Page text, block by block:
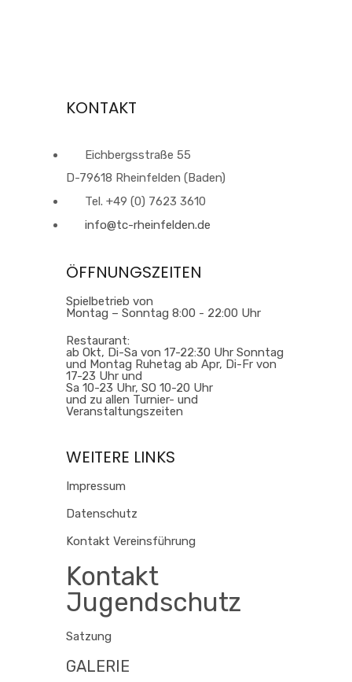
KONTAKT
Eichbergsstraße 55
D-79618 Rheinfelden (Baden)
Tel. +49 (0) 7623 3610
info@tc-rheinfelden.de
ÖFFNUNGSZEITEN
Spielbetrieb von
Montag – Sonntag 8:00 - 22:00 Uhr
Restaurant:
ab Okt, Di-Sa von 17-22:30 Uhr Sonntag
und Montag Ruhetag ab Apr, Di-Fr von
17-23 Uhr und
Sa 10-23 Uhr, SO 10-20 Uhr
und zu allen Turnier- und
Veranstaltungszeiten
WEITERE LINKS
Impressum
Datenschutz
Kontakt Vereinsführung
Kontakt
Jugendschutz
Satzung
GALERIE